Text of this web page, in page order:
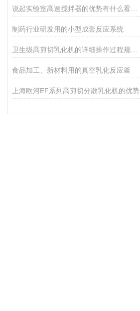
制药行业研发用的小型成套反应系统
食品加工、新材料用的真空乳化反应釜
上海欧河EF系列高剪切分散乳化机的优势